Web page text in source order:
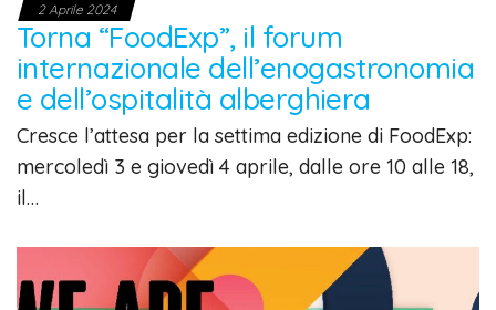
2 Aprile 2024
Torna “FoodExp”, il forum
internazionale dell’enogastronomia
e dell’ospitalità alberghiera
Cresce l’attesa per la settima edizione di FoodExp:
mercoledì 3 e giovedì 4 aprile, dalle ore 10 alle 18,
il…